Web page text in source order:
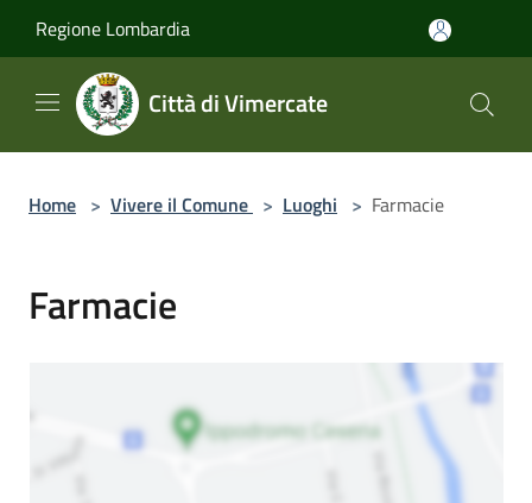
Regione Lombardia
Città di Vimercate
Home > Vivere il Comune > Luoghi > Farmacie
Farmacie